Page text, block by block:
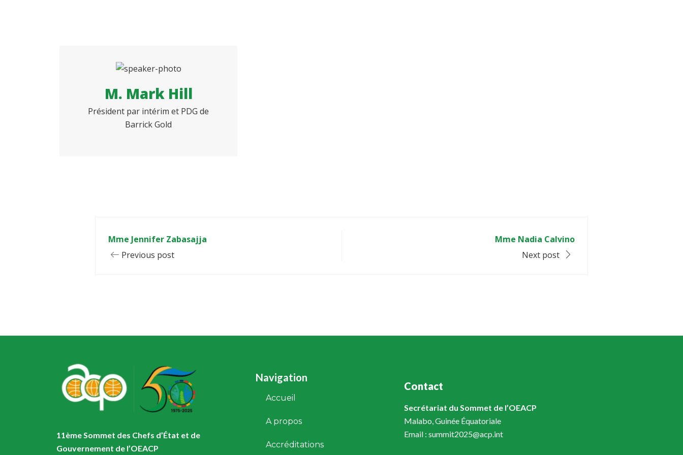
M. Mark Hill
Président par intérim et PDG de
Barrick Gold
Mme Jennifer Zabasajja
Previous post
Mme Nadia Calvino
Next post
11ème Sommet des Chefs d’État et de
Gouvernement de l’OEACP
Navigation
Accueil
A propos
Accréditations
Contact
Secrétariat du Sommet de l’OEACP
Malabo, Guinée Équatoriale
Email : summit2025@acp.int